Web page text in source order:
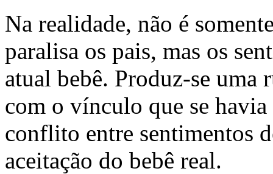
Na realidade, não é
paralisa os pais, mas os
atual bebê. Produz-se uma
com o vínculo que se
conflito entre sentimentos
aceitação do bebê real.